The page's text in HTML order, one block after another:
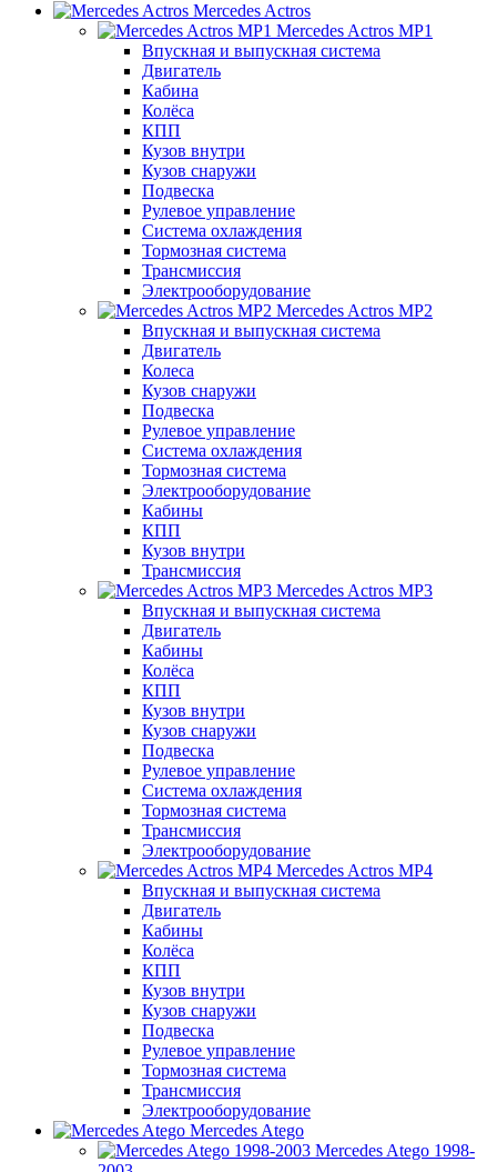
Mercedes Actros
Mercedes Actros MP1
Впускная и выпускная система
Двигатель
Кабина
Колёса
КПП
Кузов внутри
Кузов снаружи
Подвеска
Рулевое управление
Система охлаждения
Тормозная система
Трансмиссия
Электрооборудование
Mercedes Actros MP2
Впускная и выпускная система
Двигатель
Колеса
Кузов снаружи
Подвеска
Рулевое управление
Система охлаждения
Тормозная система
Электрооборудование
Кабины
КПП
Кузов внутри
Трансмиссия
Mercedes Actros MP3
Впускная и выпускная система
Двигатель
Кабины
Колёса
КПП
Кузов внутри
Кузов снаружи
Подвеска
Рулевое управление
Система охлаждения
Тормозная система
Трансмиссия
Электрооборудование
Mercedes Actros MP4
Впускная и выпускная система
Двигатель
Кабины
Колёса
КПП
Кузов внутри
Кузов снаружи
Подвеска
Рулевое управление
Тормозная система
Трансмиссия
Электрооборудование
Mercedes Atego
Mercedes Atego 1998-